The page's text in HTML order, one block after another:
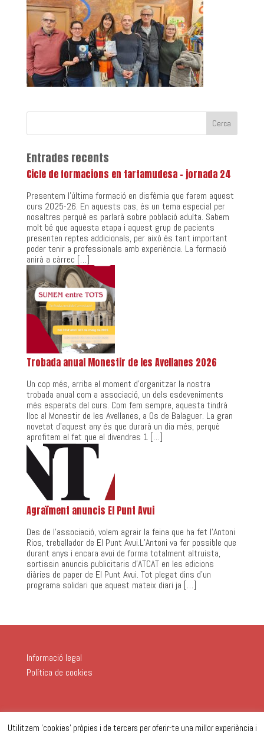
Entrades recents
Cicle de formacions en tartamudesa – jornada 24
Presentem l’última formació en disfèmia que farem aquest
curs 2025-26. En aquests cas, és un tema especial per
nosaltres perquè es parlarà sobre població adulta. Sabem
molt bé que aquesta etapa i aquest grup de pacients
presenten reptes addicionals, per això és tant important
poder tenir a professionals amb experiència. La formació
anirà a càrrec […]
Trobada anual Monestir de les Avellanes 2026
Un cop més, arriba el moment d’organitzar la nostra
trobada anual com a associació, un dels esdeveniments
més esperats del curs. Com fem sempre, aquesta tindrà
lloc al Monestir de les Avellanes, a Os de Balaguer. La gran
novetat d’aquest any és que durarà un dia més, perquè
aprofitem el fet que el divendres 1 […]
Agraïment anuncis El Punt Avui
Des de l’associació, volem agrair la feina que ha fet l’Antoni
Rios, treballador de El Punt Avui.L’Antoni va fer possible que
durant anys i encara avui de forma totalment altruista,
sortissin anuncis publicitaris d’ATCAT en les edicions
diàries de paper de El Punt Avui. Tot plegat dins d’un
programa solidari que aquest mateix diari ja […]
Informació legal
Política de cookies
Utilitzem 'cookies' pròpies i de tercers per oferir-te una millor experiència i